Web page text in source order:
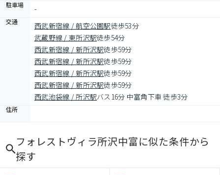
駐車場 -
交通 西武新宿線 / 航空公園駅徒歩53分
武蔵野線 / 東所沢駅徒歩54分
西武新宿線 / 新所沢駅徒歩59分
西武新宿線 / 新所沢駅徒歩59分
西武新宿線 / 新所沢駅徒歩59分
西武新宿線 / 新所沢駅徒歩59分
西武池袋線 / 所沢駅バス16分 中富角下車 徒歩3分
住所
フォレストヴィラ所沢中富に似た条件から
探す